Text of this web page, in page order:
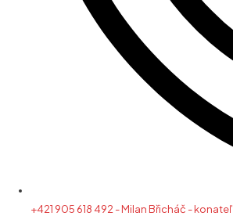
+421 905 618 492 - Milan Břicháč - konateľ